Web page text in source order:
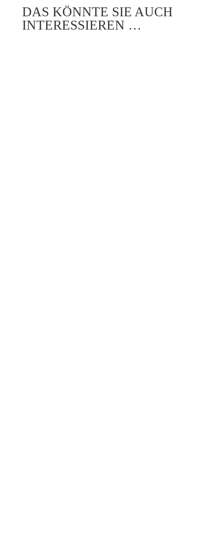
DAS KÖNNTE SIE AUCH
INTERESSIEREN …